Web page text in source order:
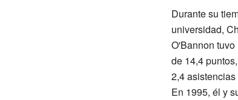
Durante su
universidad,
O'Bannon
de 14,4
2,4
En 1995, él y